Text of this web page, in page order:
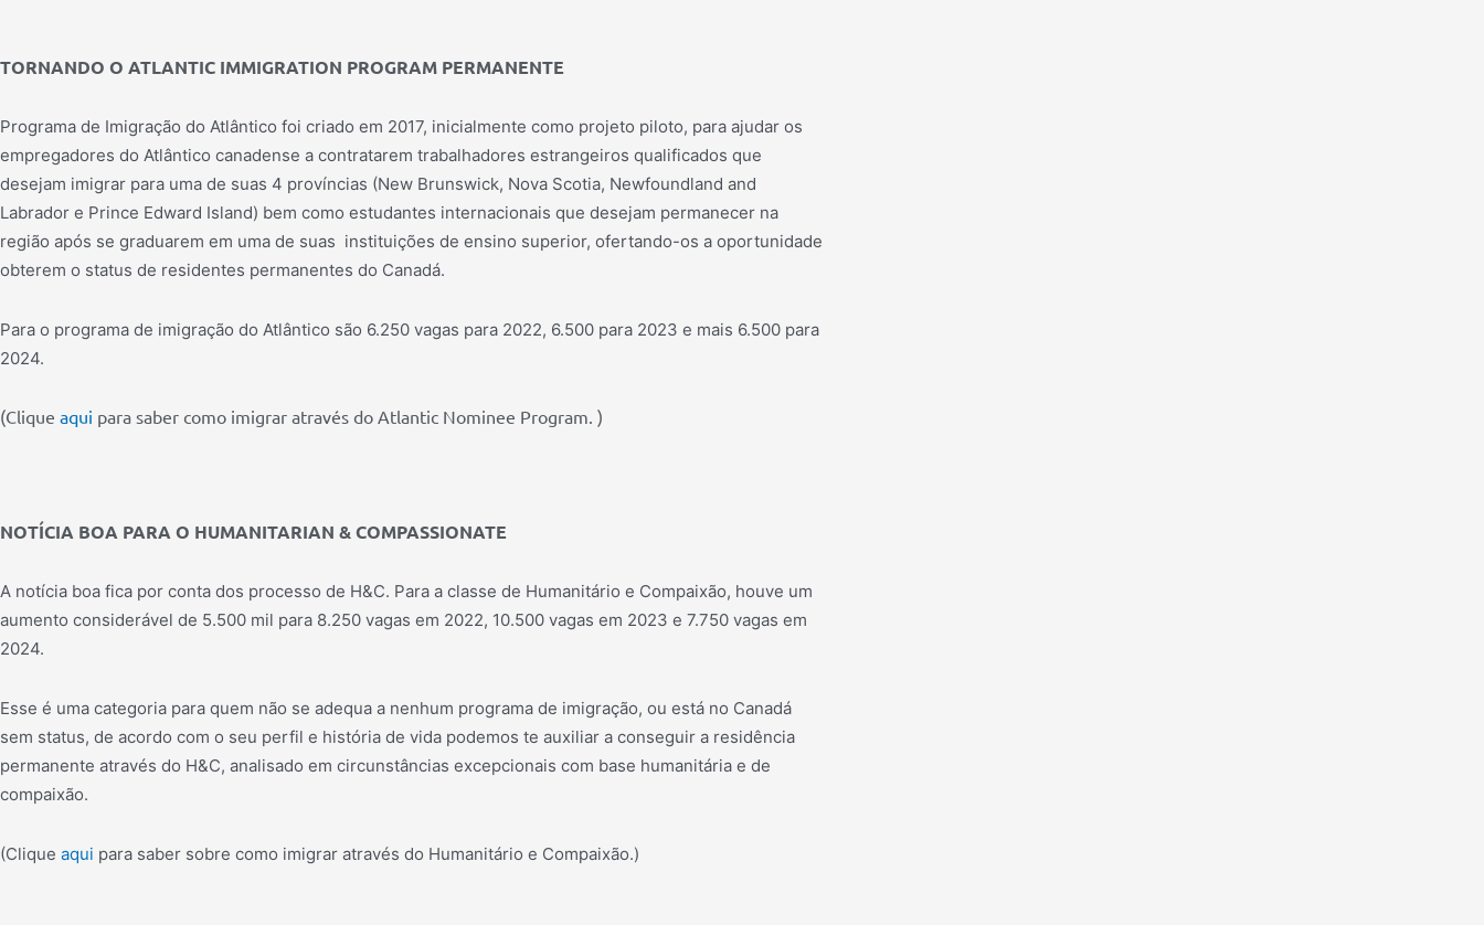
TORNANDO O ATLANTIC IMMIGRATION PROGRAM PERMANENTE
Programa de Imigração do Atlântico foi criado em 2017, inicialmente como projeto piloto, para ajudar os
empregadores do Atlântico canadense a contratarem trabalhadores estrangeiros qualificados que
desejam imigrar para uma de suas 4 províncias (New Brunswick, Nova Scotia, Newfoundland and
Labrador e Prince Edward Island) bem como estudantes internacionais que desejam permanecer na
região após se graduarem em uma de suas instituições de ensino superior, ofertando-os a oportunidade
obterem o status de residentes permanentes do Canadá.
Para o programa de imigração do Atlântico são 6.250 vagas para 2022, 6.500 para 2023 e mais 6.500 para
2024.
(Clique aqui para saber como imigrar através do Atlantic Nominee Program. )
NOTÍCIA BOA PARA O HUMANITARIAN & COMPASSIONATE
A notícia boa fica por conta dos processo de H&C. Para a classe de Humanitário e Compaixão, houve um
aumento considerável de 5.500 mil para 8.250 vagas em 2022, 10.500 vagas em 2023 e 7.750 vagas em
2024.
Esse é uma categoria para quem não se adequa a nenhum programa de imigração, ou está no Canadá
sem status, de acordo com o seu perfil e história de vida podemos te auxiliar a conseguir a residência
permanente através do H&C, analisado em circunstâncias excepcionais com base humanitária e de
compaixão.
(Clique aqui para saber sobre como imigrar através do Humanitário e Compaixão.)